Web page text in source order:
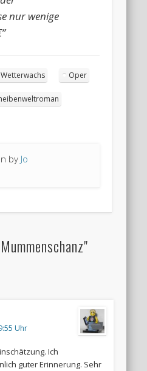
nur wenige
Oper
by Jo
Uhr
Ich
guter Erinnerung. Sehr